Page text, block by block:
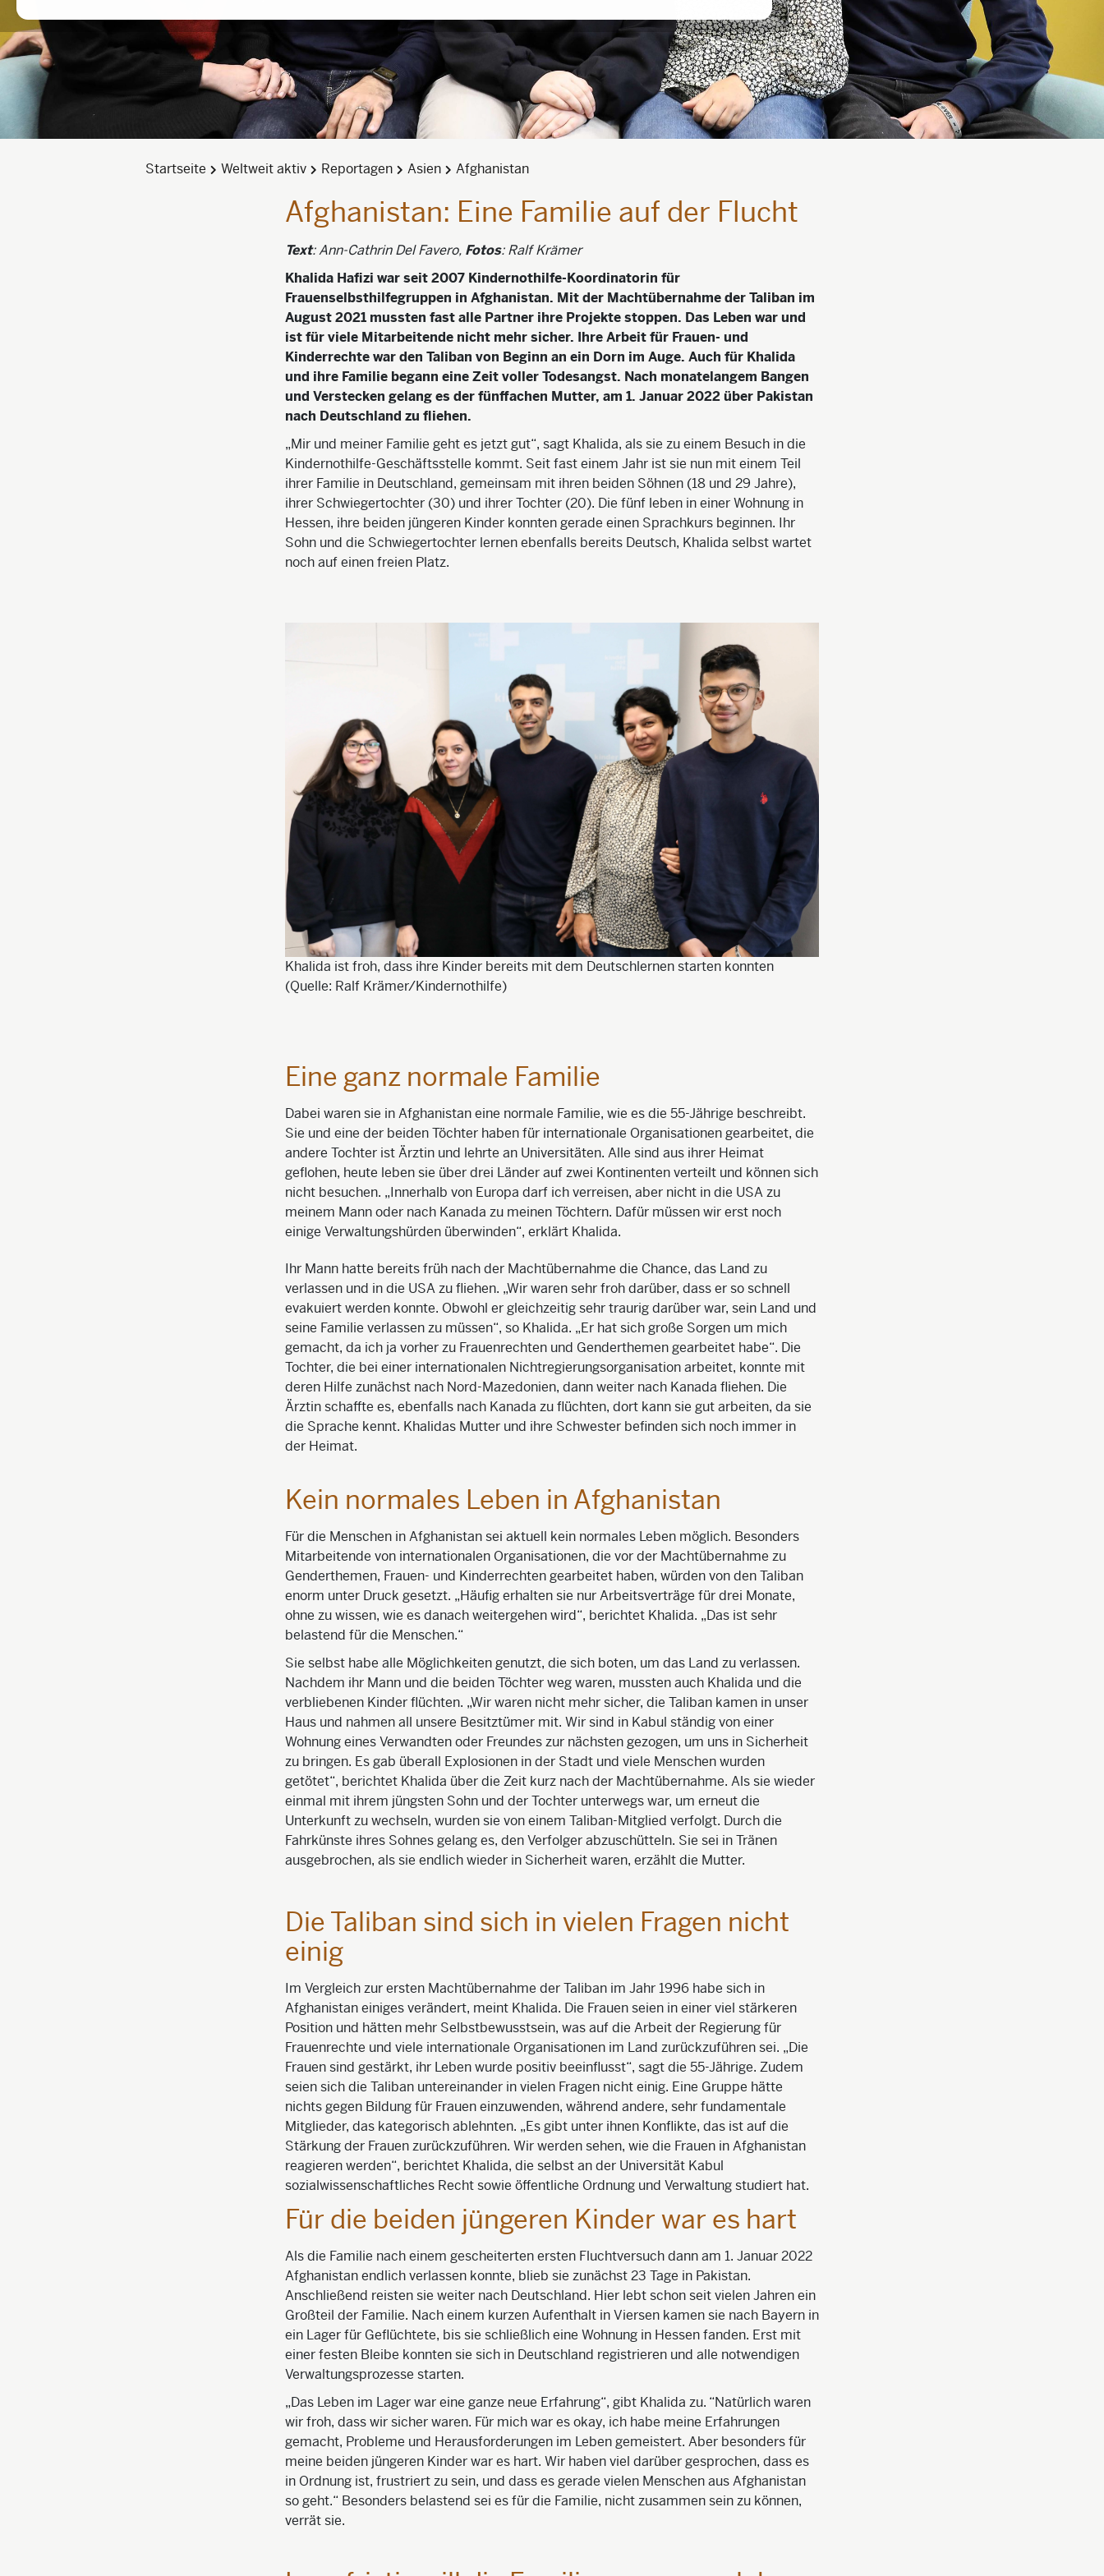
Startseite Weltweit aktiv Reportagen Asien Afghanistan
Afghanistan: Eine Familie auf der Flucht
Text: Ann-Cathrin Del Favero, Fotos: Ralf Krämer
Khalida Hafizi war seit 2007 Kindernothilfe-Koordinatorin für
Frauenselbsthilfegruppen in Afghanistan. Mit der Machtübernahme der Taliban im
August 2021 mussten fast alle Partner ihre Projekte stoppen. Das Leben war und
ist für viele Mitarbeitende nicht mehr sicher. Ihre Arbeit für Frauen- und
Kinderrechte war den Taliban von Beginn an ein Dorn im Auge. Auch für Khalida
und ihre Familie begann eine Zeit voller Todesangst. Nach monatelangem Bangen
und Verstecken gelang es der fünffachen Mutter, am 1. Januar 2022 über Pakistan
nach Deutschland zu fliehen.
„Mir und meiner Familie geht es jetzt gut“, sagt Khalida, als sie zu einem Besuch in die
Kindernothilfe-Geschäftsstelle kommt. Seit fast einem Jahr ist sie nun mit einem Teil
ihrer Familie in Deutschland, gemeinsam mit ihren beiden Söhnen (18 und 29 Jahre),
ihrer Schwiegertochter (30) und ihrer Tochter (20). Die fünf leben in einer Wohnung in
Hessen, ihre beiden jüngeren Kinder konnten gerade einen Sprachkurs beginnen. Ihr
Sohn und die Schwiegertochter lernen ebenfalls bereits Deutsch, Khalida selbst wartet
noch auf einen freien Platz.
Khalida ist froh, dass ihre Kinder bereits mit dem Deutschlernen starten konnten
(Quelle: Ralf Krämer/Kindernothilfe)
Eine ganz normale Familie
Dabei waren sie in Afghanistan eine normale Familie, wie es die 55-Jährige beschreibt.
Sie und eine der beiden Töchter haben für internationale Organisationen gearbeitet, die
andere Tochter ist Ärztin und lehrte an Universitäten. Alle sind aus ihrer Heimat
geflohen, heute leben sie über drei Länder auf zwei Kontinenten verteilt und können sich
nicht besuchen. „Innerhalb von Europa darf ich verreisen, aber nicht in die USA zu
meinem Mann oder nach Kanada zu meinen Töchtern. Dafür müssen wir erst noch
einige Verwaltungshürden überwinden“, erklärt Khalida.
Ihr Mann hatte bereits früh nach der Machtübernahme die Chance, das Land zu
verlassen und in die USA zu fliehen. „Wir waren sehr froh darüber, dass er so schnell
evakuiert werden konnte. Obwohl er gleichzeitig sehr traurig darüber war, sein Land und
seine Familie verlassen zu müssen“, so Khalida. „Er hat sich große Sorgen um mich
gemacht, da ich ja vorher zu Frauenrechten und Genderthemen gearbeitet habe“. Die
Tochter, die bei einer internationalen Nichtregierungsorganisation arbeitet, konnte mit
deren Hilfe zunächst nach Nord-Mazedonien, dann weiter nach Kanada fliehen. Die
Ärztin schaffte es, ebenfalls nach Kanada zu flüchten, dort kann sie gut arbeiten, da sie
die Sprache kennt. Khalidas Mutter und ihre Schwester befinden sich noch immer in
der Heimat.
Kein normales Leben in Afghanistan
Für die Menschen in Afghanistan sei aktuell kein normales Leben möglich. Besonders
Mitarbeitende von internationalen Organisationen, die vor der Machtübernahme zu
Genderthemen, Frauen- und Kinderrechten gearbeitet haben, würden von den Taliban
enorm unter Druck gesetzt. „Häufig erhalten sie nur Arbeitsverträge für drei Monate,
ohne zu wissen, wie es danach weitergehen wird“, berichtet Khalida. „Das ist sehr
belastend für die Menschen.“
Sie selbst habe alle Möglichkeiten genutzt, die sich boten, um das Land zu verlassen.
Nachdem ihr Mann und die beiden Töchter weg waren, mussten auch Khalida und die
verbliebenen Kinder flüchten. „Wir waren nicht mehr sicher, die Taliban kamen in unser
Haus und nahmen all unsere Besitztümer mit. Wir sind in Kabul ständig von einer
Wohnung eines Verwandten oder Freundes zur nächsten gezogen, um uns in Sicherheit
zu bringen. Es gab überall Explosionen in der Stadt und viele Menschen wurden
getötet“, berichtet Khalida über die Zeit kurz nach der Machtübernahme. Als sie wieder
einmal mit ihrem jüngsten Sohn und der Tochter unterwegs war, um erneut die
Unterkunft zu wechseln, wurden sie von einem Taliban-Mitglied verfolgt. Durch die
Fahrkünste ihres Sohnes gelang es, den Verfolger abzuschütteln. Sie sei in Tränen
ausgebrochen, als sie endlich wieder in Sicherheit waren, erzählt die Mutter.
Die Taliban sind sich in vielen Fragen nicht
einig
Im Vergleich zur ersten Machtübernahme der Taliban im Jahr 1996 habe sich in
Afghanistan einiges verändert, meint Khalida. Die Frauen seien in einer viel stärkeren
Position und hätten mehr Selbstbewusstsein, was auf die Arbeit der Regierung für
Frauenrechte und viele internationale Organisationen im Land zurückzuführen sei. „Die
Frauen sind gestärkt, ihr Leben wurde positiv beeinflusst“, sagt die 55-Jährige. Zudem
seien sich die Taliban untereinander in vielen Fragen nicht einig. Eine Gruppe hätte
nichts gegen Bildung für Frauen einzuwenden, während andere, sehr fundamentale
Mitglieder, das kategorisch ablehnten. „Es gibt unter ihnen Konflikte, das ist auf die
Stärkung der Frauen zurückzuführen. Wir werden sehen, wie die Frauen in Afghanistan
reagieren werden“, berichtet Khalida, die selbst an der Universität Kabul
sozialwissenschaftliches Recht sowie öffentliche Ordnung und Verwaltung studiert hat.
Für die beiden jüngeren Kinder war es hart
Als die Familie nach einem gescheiterten ersten Fluchtversuch dann am 1. Januar 2022
Afghanistan endlich verlassen konnte, blieb sie zunächst 23 Tage in Pakistan.
Anschließend reisten sie weiter nach Deutschland. Hier lebt schon seit vielen Jahren ein
Großteil der Familie. Nach einem kurzen Aufenthalt in Viersen kamen sie nach Bayern in
ein Lager für Geflüchtete, bis sie schließlich eine Wohnung in Hessen fanden. Erst mit
einer festen Bleibe konnten sie sich in Deutschland registrieren und alle notwendigen
Verwaltungsprozesse starten.
„Das Leben im Lager war eine ganze neue Erfahrung“, gibt Khalida zu. “Natürlich waren
wir froh, dass wir sicher waren. Für mich war es okay, ich habe meine Erfahrungen
gemacht, Probleme und Herausforderungen im Leben gemeistert. Aber besonders für
meine beiden jüngeren Kinder war es hart. Wir haben viel darüber gesprochen, dass es
in Ordnung ist, frustriert zu sein, und dass es gerade vielen Menschen aus Afghanistan
so geht.“ Besonders belastend sei es für die Familie, nicht zusammen sein zu können,
verrät sie.